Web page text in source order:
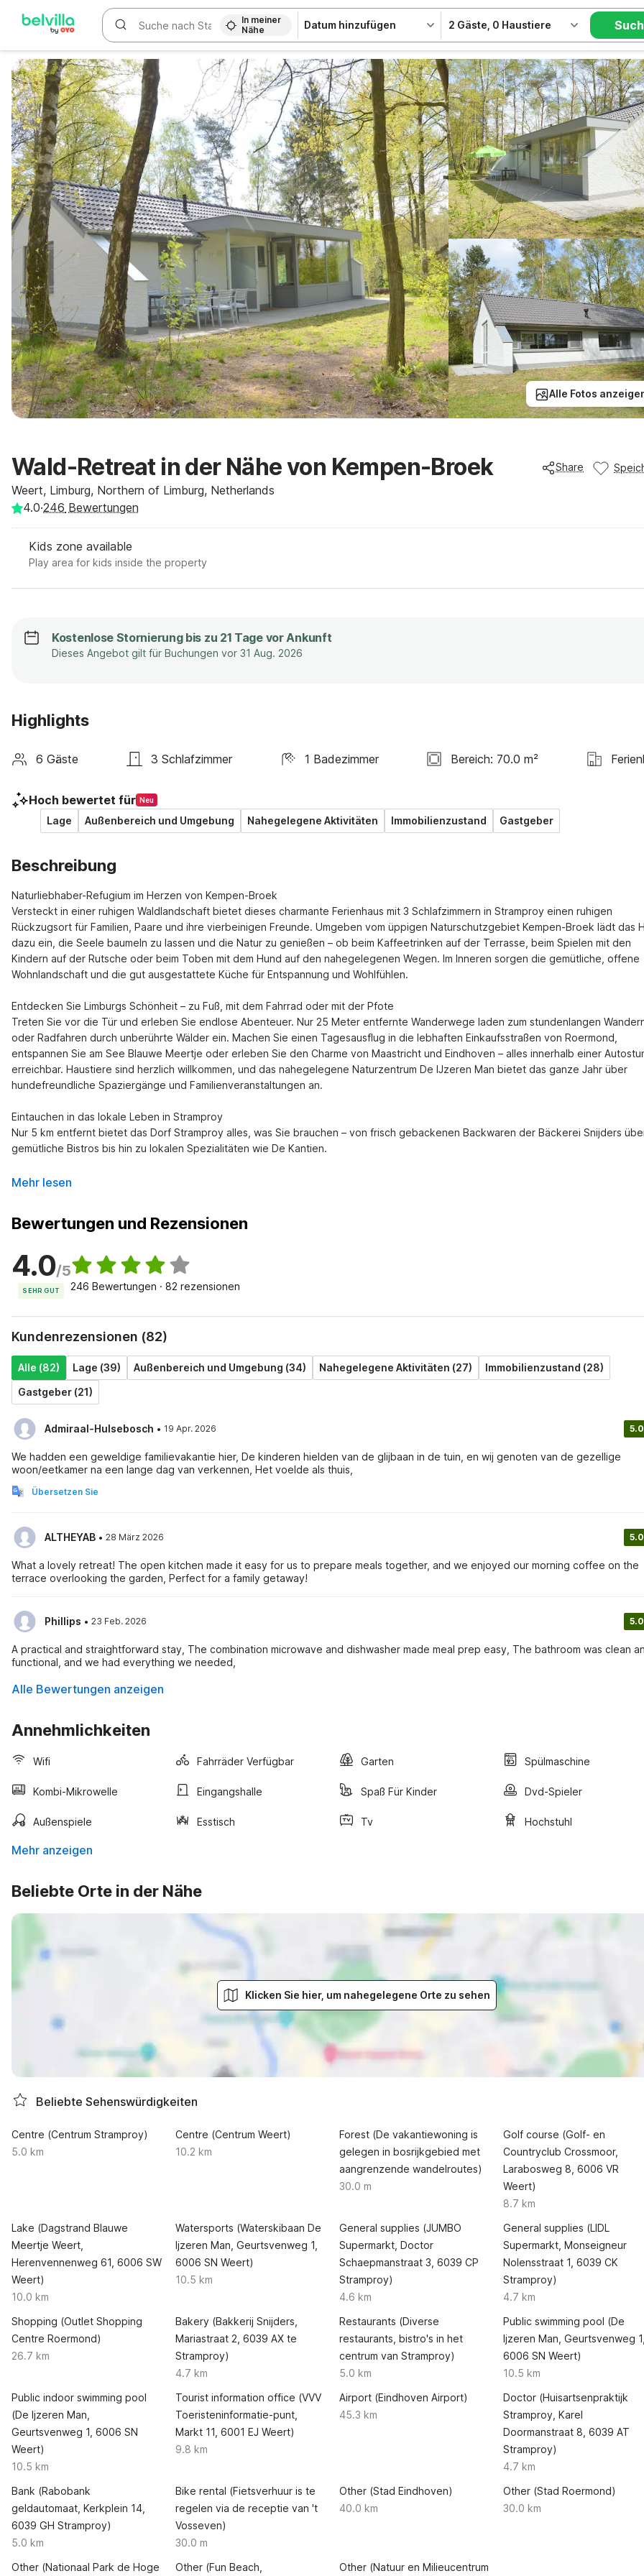
WIZARD MEMBER
In meiner
Nähe
Datum hinzufügen 2 Gäste 0 Haustiere
Alle Fotos
Wald-Retreat in der Nähe von Kempen-Broek
Weert, Limburg, Northern of Limburg, Netherlands
Share
4.0·246 Bewertungen
Kids zone available
Play area for kids inside the property
Kostenlose Stornierung bis zu 21 Tage vor Ankunft
Dieses Angebot gilt für Buchungen vor 31 Aug. 2026
Highlights
6 Gäste 3 Schlafzimmer 1 Badezimmer Bereich: 70.0 m²
Hoch bewertet für Neu
Lage Außenbereich und Umgebung Nahegelegene Aktivitäten Immobilienzustand Gastgeber
Beschreibung
Naturliebhaber-Refugium im Herzen von Kempen-Broek
Versteckt in einer ruhigen Waldlandschaft bietet dieses charmante Ferienhaus mit 3 Schlafzimmern in Stramproy einen ruhigen
Rückzugsort für Familien, Paare und ihre vierbeinigen Freunde. Umgeben vom üppigen Naturschutzgebiet Kempen-Broek lädt das
dazu ein, die Seele baumeln zu lassen und die Natur zu genießen – ob beim Kaffeetrinken auf der Terrasse, beim Spielen mit den
Kindern auf der Rutsche oder beim Toben mit dem Hund auf den nahegelegenen Wegen. Im Inneren sorgen die gemütliche, offene
Wohnlandschaft und die gut ausgestattete Küche für Entspannung und Wohlfühlen.
Entdecken Sie Limburgs Schönheit – zu Fuß, mit dem Fahrrad oder mit der Pfote
Treten Sie vor die Tür und erleben Sie endlose Abenteuer. Nur 25 Meter entfernte Wanderwege laden zum stundenlangen
oder Radfahren durch unberührte Wälder ein. Machen Sie einen Tagesausflug in die lebhaften Einkaufsstraßen von Roermond,
entspannen Sie am See Blauwe Meertje oder erleben Sie den Charme von Maastricht und Eindhoven – alles innerhalb einer
erreichbar. Haustiere sind herzlich willkommen, und das nahegelegene Naturzentrum De IJzeren Man bietet das ganze Jahr über
hundefreundliche Spaziergänge und Familienveranstaltungen an.
Eintauchen in das lokale Leben in Stramproy
Nur 5 km entfernt bietet das Dorf Stramproy alles, was Sie brauchen – von frisch gebackenen Backwaren der Bäckerei Snijders
gemütliche Bistros bis hin zu lokalen Spezialitäten wie De Kantien.
Mehr lesen
Bewertungen und Rezensionen
4.0/5
SEHR GUT 246 Bewertungen · 82 rezensionen
Kundenrezensionen (82)
Alle (82) Lage (39) Außenbereich und Umgebung (34) Nahegelegene Aktivitäten (27)
Immobilienzustand (28)
Gastgeber (21)
Admiraal-Hulsebosch · 19 Apr. 2026 5.0
We hadden een geweldige familievakantie hier, De kinderen hielden van de glijbaan in de tuin, en wij genoten van de gezellige
woon/eetkamer na een lange dag van verkennen, Het voelde als thuis,
Übersetzen Sie
ALTHEYAB · 28 März 2026 5.0
What a lovely retreat! The open kitchen made it easy for us to prepare meals together, and we enjoyed our morning coffee on the
terrace overlooking the garden, Perfect for a family getaway!
Phillips · 23 Feb. 2026 5.0
A practical and straightforward stay, The combination microwave and dishwasher made meal prep easy, The bathroom was clean
functional, and we had everything we needed,
Alle Bewertungen anzeigen
Annehmlichkeiten
Wifi Fahrräder Verfügbar Garten Spülmaschine
Kombi-Mikrowelle Eingangshalle Spaß Für Kinder Dvd-Spieler
Außenspiele Esstisch Tv Hochstuhl
Mehr anzeigen
Beliebte Orte in der Nähe
Klicken Sie hier, um nahegelegene Orte zu sehen
Beliebte Sehenswürdigkeiten
Centre (Centrum Stramproy)
5.0 km
Centre (Centrum Weert)
10.2 km
Forest (De vakantiewoning is
gelegen in bosrijkgebied met
aangrenzende wandelroutes)
30.0 m
Golf course (Golf- en
Countryclub Crossmoor,
Larabosweg 8, 6006 VR
Weert)
8.7 km
Lake (Dagstrand Blauwe
Meertje Weert,
Herenvennenweg 61, 6006 SW
Weert)
10.0 km
Watersports (Waterskibaan De
Ijzeren Man, Geurtsvenweg 1,
6006 SN Weert)
10.5 km
General supplies (JUMBO
Supermarkt, Doctor
Schaepmanstraat 3, 6039 CP
Stramproy)
4.6 km
General supplies (LIDL
Supermarkt, Monseigneur
Nolensstraat 1, 6039 CK
Stramproy)
4.7 km
Shopping (Outlet Shopping
Centre Roermond)
26.7 km
Bakery (Bakkerij Snijders,
Mariastraat 2, 6039 AX te
Stramproy)
4.7 km
Restaurants (Diverse
restaurants, bistro's in het
centrum van Stramproy)
5.0 km
Public swimming pool (De
Ijzeren Man, Geurtsvenweg 1,
6006 SN Weert)
10.5 km
Public indoor swimming pool
(De Ijzeren Man,
Geurtsvenweg 1, 6006 SN
Weert)
10.5 km
Tourist information office (VVV
Toeristeninformatie-punt,
Markt 11, 6001 EJ Weert)
9.8 km
Airport (Eindhoven Airport)
45.3 km
Doctor (Huisartsenpraktijk
Stramproy, Karel
Doormanstraat 8, 6039 AT
Stramproy)
4.7 km
Bank (Rabobank
geldautomaat, Kerkplein 14,
6039 GH Stramproy)
5.0 km
Bike rental (Fietsverhuur is te
regelen via de receptie van 't
Vosseven)
30.0 m
Other (Stad Eindhoven)
40.0 km
Other (Stad Roermond)
30.0 km
Other (Nationaal Park de Hoge Other (Fun Beach, Other (Natuur en Milieucentrum